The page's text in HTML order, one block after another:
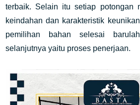
terbaik. Selain itu setiap potongan
keindahan dan karakteristik
pemilihan bahan selesai
selanjutnya yaitu proses penerjaan.